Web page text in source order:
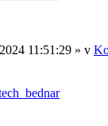
11:51:29 » v